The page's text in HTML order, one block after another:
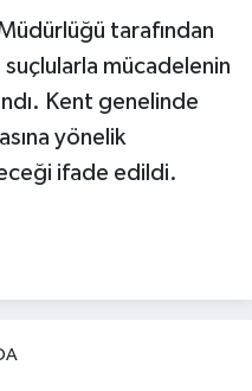
tarafından
suçlularla mücadelenin
Kent genelinde
yönelik
ifade edildi.